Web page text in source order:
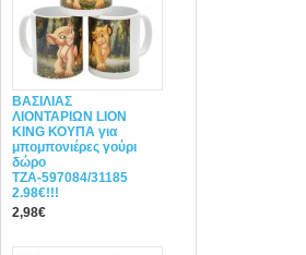
ΒΑΣΙΛΙΑΣ
ΛΙΟΝΤΑΡΙΩΝ LION
KING ΚΟΥΠΑ για
μπομπονιέρες γούρι
δώρο
ΤΖΑ-597084/31185
2.98€!!!
2,98€